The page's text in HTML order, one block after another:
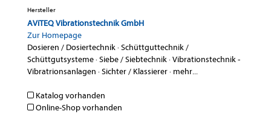
Hersteller
AViTEQ Vibrationstechnik GmbH
Zur Homepage
Dosieren / Dosiertechnik·Schüttguttechnik /
Schüttgutsysteme·Siebe / Siebtechnik·Vibrationstechnik -
Vibratrionsanlagen ·Sichter / Klassierer· mehr...
Katalog vorhanden
Online-Shop vorhanden